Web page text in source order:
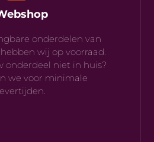
onderdelen van
hebben wij op voorraad.
onderdeel niet in huis?
we voor minimale